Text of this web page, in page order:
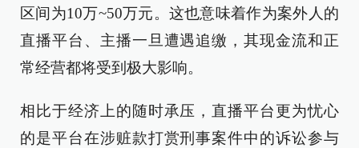
区间为10万~50万元。这也意味着作为案外人的
直播平台、主播一旦遭遇追缴，其现金流和正
常经营都将受到极大影响。
相比于经济上的随时承压，直播平台更为忧心
的是平台在涉赃款打赏刑事案件中的诉讼参与